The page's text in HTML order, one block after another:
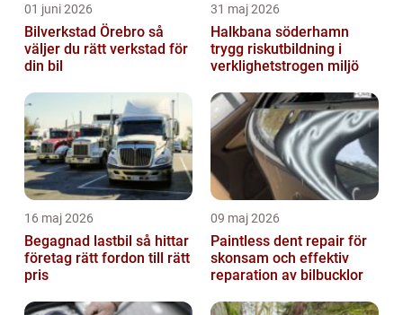
01 juni 2026
Bilverkstad Örebro så
väljer du rätt verkstad för
din bil
31 maj 2026
Halkbana söderhamn
trygg riskutbildning i
verklighetstrogen miljö
16 maj 2026
Begagnad lastbil så hittar
företag rätt fordon till rätt
pris
09 maj 2026
Paintless dent repair för
skonsam och effektiv
reparation av bilbucklor